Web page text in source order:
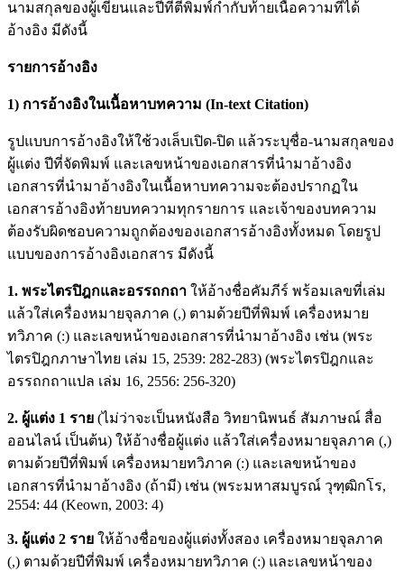
นามสกุลของผู้เขียนและปีที่ตีพิมพ์กํากับท้ายเนื้อความที่ได้
อ้างอิง มีดังนี้
รายการอ้างอิง
1) การอ้างอิงในเนื้อหาบทความ (In-text Citation)
รูปแบบการอ้างอิงให้ใช้วงเล็บเปิด-ปิด แล้วระบุชื่อ-นามสกุลของ
ผู้แต่ง ปีที่จัดพิมพ์ และเลขหน้าของเอกสารที่นำมาอ้างอิง
เอกสารที่นำมาอ้างอิงในเนื้อหาบทความจะต้องปรากฏใน
เอกสารอ้างอิงท้ายบทความทุกรายการ และเจ้าของบทความ
ต้องรับผิดชอบความถูกต้องของเอกสารอ้างอิงทั้งหมด โดยรูป
แบบของการอ้างอิงเอกสาร มีดังนี้
1. พระไตรปิฎกและอรรถกถา ให้อ้างชื่อคัมภีร์ พร้อมเลขที่เล่ม
แล้วใส่เครื่องหมายจุลภาค (,) ตามด้วยปีที่พิมพ์ เครื่องหมาย
ทวิภาค (:) และเลขหน้าของเอกสารที่นำมาอ้างอิง เช่น (พระ
ไตรปิฎกภาษาไทย เล่ม 15, 2539: 282-283) (พระไตรปิฎกและ
อรรถกถาแปล เล่ม 16, 2556: 256-320)
2. ผู้แต่ง 1 ราย (ไม่ว่าจะเป็นหนังสือ วิทยานิพนธ์ สัมภาษณ์ สื่อ
ออนไลน์ เป็นต้น) ให้อ้างชื่อผู้แต่ง แล้วใส่เครื่องหมายจุลภาค (,)
ตามด้วยปีที่พิมพ์ เครื่องหมายทวิภาค (:) และเลขหน้าของ
เอกสารที่นำมาอ้างอิง (ถ้ามี) เช่น (พระมหาสมบูรณ์ วุฑฺฒิกโร,
2554: 44 (Keown, 2003: 4)
3. ผู้แต่ง 2 ราย ให้อ้างชื่อของผู้แต่งทั้งสอง เครื่องหมายจุลภาค
(,) ตามด้วยปีที่พิมพ์ เครื่องหมายทวิภาค (:) และเลขหน้าของ